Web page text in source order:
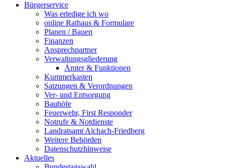
Bürgerservice
Was erledige ich wo
online Rathaus & Formulare
Planen / Bauen
Finanzen
Ansprechpartner
Verwaltungsgliederung
Ämter & Funktionen
Kummerkasten
Satzungen & Verordnungen
Ver- und Entsorgung
Bauhöfe
Feuerwehr, First Responder
Notrufe & Notdienste
Landratsamt Aichach-Friedberg
Weitere Behörden
Datenschutzhinweise
Aktuelles